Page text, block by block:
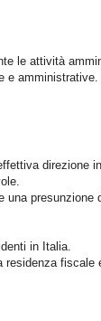
le attività
e
direzione
una
in Italia.
residenza fiscale